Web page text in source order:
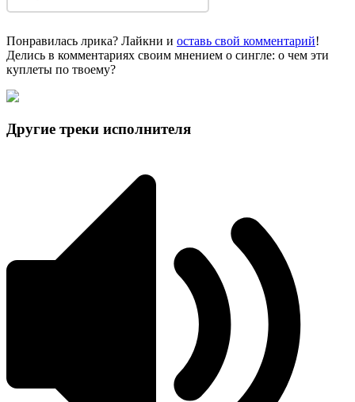
Понравилась лрика? Лайкни и оставь свой комментарий!
Делись в комментариях своим мнением о сингле: о чем эти
куплеты по твоему?
Другие треки исполнителя